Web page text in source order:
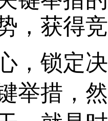
，获得
，锁定
举措，